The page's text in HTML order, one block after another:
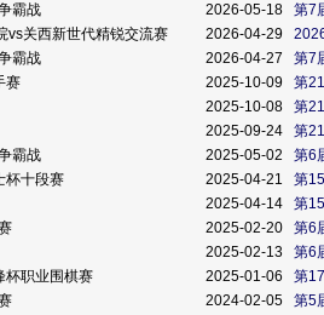
霸战 2026-05-18
第7
vs关西新世代精锐交流赛 2026-04-29
霸战 2026-04-27
第7
赛 2025-10-09
第
2025-10-08
第
2025-09-24
第
霸战 2025-05-02
第6
杯十段赛 2025-04-21
第
2025-04-14
第
2025-02-20
第6
2025-02-13
第6
杯职业围棋赛 2025-01-06
第
2024-02-05
第5